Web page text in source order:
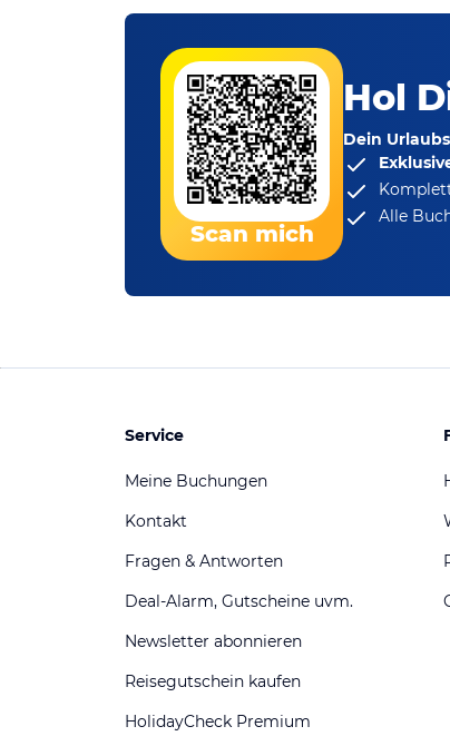
Scan mich
Hol
Dein
Alle
Service
Meine Buchungen
Kontakt
Fragen & Antworten
Deal-Alarm, Gutscheine uvm.
Newsletter abonnieren
Reisegutschein kaufen
HolidayCheck Premium